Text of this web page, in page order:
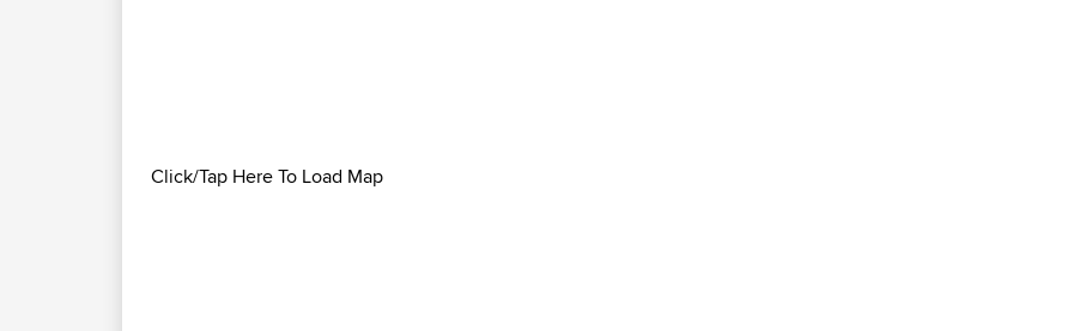
Click/Tap Here To Load Map